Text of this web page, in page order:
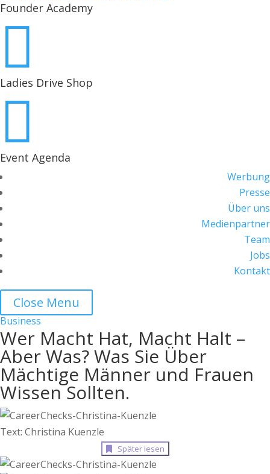
Founder Academy

Ladies Drive Shop

Event Agenda
Werbung
Presse
Über uns
Medienpartner
Team
Jobs
Kontakt
Close Menu
Business
Wer Macht Hat, Macht Halt –
Aber Was? Was Sie Über
Mächtige Männer und Frauen
Wissen Sollten.
Text: Christina Kuenzle
Später lesen